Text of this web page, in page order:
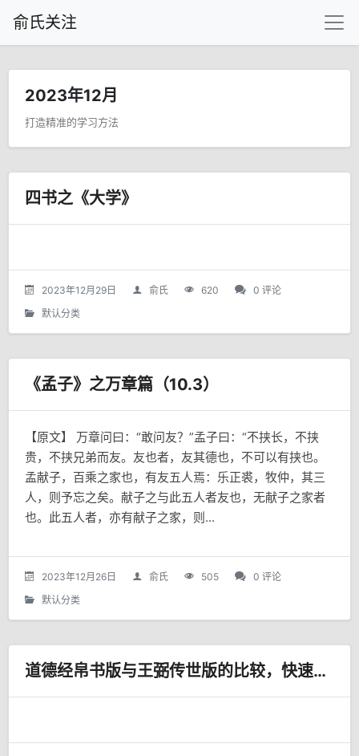
俞氏关注
2023年12月
打造精准的学习方法
四书之《大学》
2023年12月29日 俞氏 620
0 评论
默认分类
《孟子》之万章篇（10.3）
【原文】 万章问曰：“敢问友？”孟子曰：“不挟长，不挟
贵，不挟兄弟而友。友也者，友其德也，不可以有挟也。
孟献子，百乘之家也，有友五人焉：乐正裘，牧仲，其三
人，则予忘之矣。献子之与此五人者友也，无献子之家者
也。此五人者，亦有献子之家，则...
2023年12月26日 俞氏 505
0 评论
默认分类
道德经帛书版与王弼传世版的比较，快速学完非常重要，许多人只读了一半。